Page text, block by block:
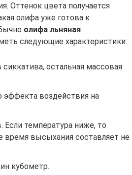
Оттенок цвета получается
олифа уже готова к
олифа льняная
следующие характеристики:
остальная массовая
эффекта воздействия на
температура ниже, то
время высыхания составляет не
кубометр.